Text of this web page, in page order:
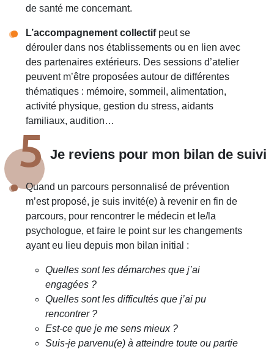
de santé me concernant.
L’accompagnement collectif peut se
dérouler dans nos établissements ou en lien avec
des partenaires extérieurs. Des sessions d’atelier
peuvent m’être proposées autour de différentes
thématiques : mémoire, sommeil, alimentation,
activité physique, gestion du stress, aidants
familiaux, audition…
Je reviens pour mon bilan de suivi
5
Quand un parcours personnalisé de prévention
m’est proposé, je suis invité(e) à revenir en fin de
parcours, pour rencontrer le médecin et le/la
psychologue, et faire le point sur les changements
ayant eu lieu depuis mon bilan initial :
Quelles sont les démarches que j’ai
engagées ?
Quelles sont les difficultés que j’ai pu
rencontrer ?
Est-ce que je me sens mieux ?
Suis-je parvenu(e) à atteindre toute ou partie